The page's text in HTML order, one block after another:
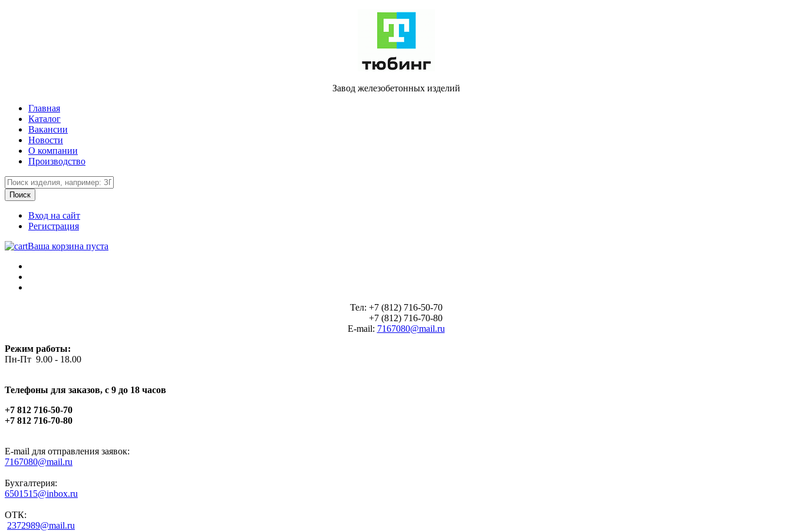
Завод железобетонных изделий
Главная
Каталог
Вакансии
Новости
О компании
Производство
Вход на сайт
Регистрация
Ваша корзина пуста
Тел: +7 (812) 716-50-70
+7 (812) 716-70-80
E-mail: 7167080@mail.ru
Режим работы:
Пн-Пт 9.00 - 18.00
Телефоны для заказов, c 9 до 18 часов
+7 812 716-50-70
+7 812 716-70-80
E-mail для отправления заявок:
7167080@mail.ru
Бухгалтерия:
6501515@inbox.ru
ОТК:
2372989@mail.ru